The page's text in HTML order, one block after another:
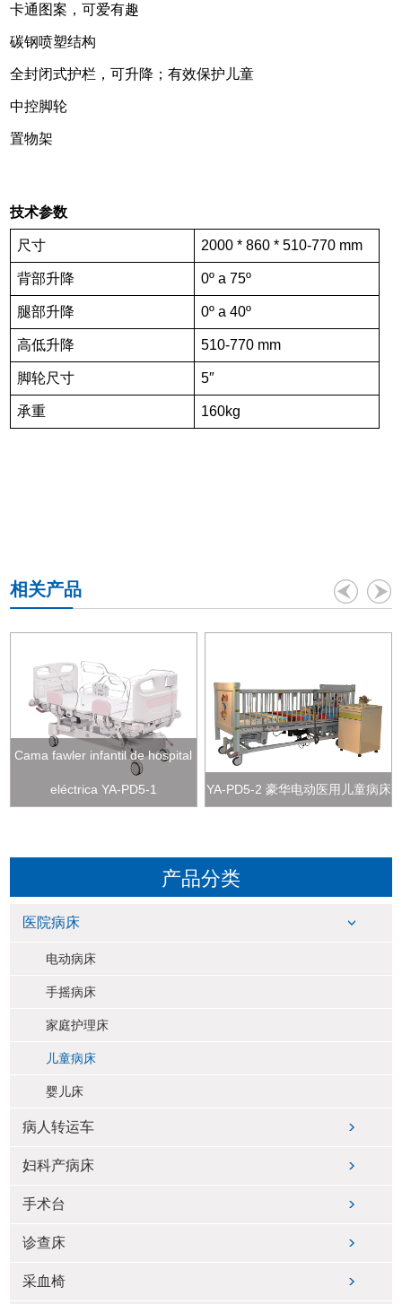
卡通图案，可爱有趣
碳钢喷塑结构
全封闭式护栏，可升降；有效保护儿童
中控脚轮
置物架
技术参数
尺寸 2000 * 860 * 510-770 mm
背部升降 0º a 75º
腿部升降 0º a40º
高低升降 510-770 mm
脚轮尺寸 5″
承重 160kg
相关产品
Cama fawler infantil de hospital
eléctrica YA-PD5-1 YA-PD5-2 豪华电动医用儿童病床
产品分类
医院病床
电动病床
手摇病床
家庭护理床
儿童病床
婴儿床
病人转运车
妇科产病床
手术台
诊查床
采血椅